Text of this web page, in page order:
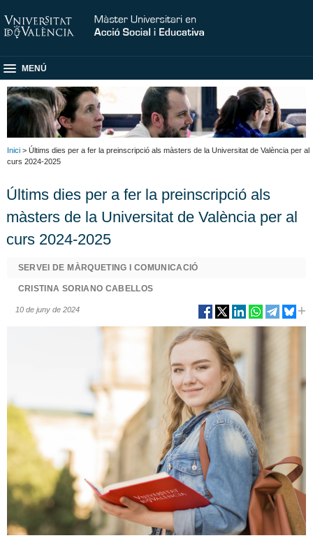
MENÚ
Inici > Últims dies per a fer la preinscripció als màsters de la Universitat de València per al
curs 2024-2025
Últims dies per a fer la preinscripció als
màsters de la Universitat de València per al
curs 2024-2025
SERVEI DE MÀRQUETING I COMUNICACIÓ
CRISTINA SORIANO CABELLOS
10 de juny de 2024